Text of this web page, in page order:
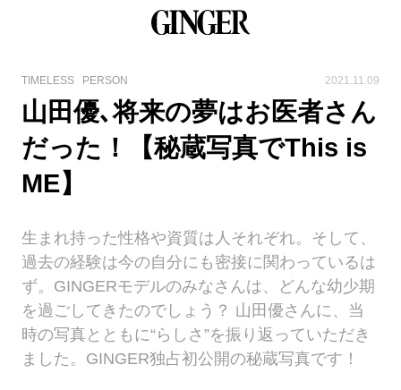
TIMELESS PERSON 2021.11.09
山田優､将来の夢はお医者さん
だった！【秘蔵写真でThis is
ME】
生まれ持った性格や資質は人それぞれ。そして、
過去の経験は今の自分にも密接に関わっているは
ず。GINGERモデルのみなさんは、どんな幼少期
を過ごしてきたのでしょう？ 山田優さんに、当
時の写真とともに“らしさ”を振り返っていただき
ました。GINGER独占初公開の秘蔵写真です！